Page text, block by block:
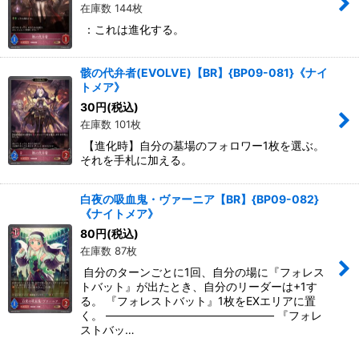
在庫数 144枚
：これは進化する。
骸の代弁者(EVOLVE)【BR】{BP09-081}《ナイ
トメア》
30円(税込)
在庫数 101枚
【進化時】自分の墓場のフォロワー1枚を選ぶ。
それを手札に加える。
白夜の吸血鬼・ヴァーニア【BR】{BP09-082}
《ナイトメア》
80円(税込)
在庫数 87枚
自分のターンごとに1回、自分の場に『フォレス
トバット』が出たとき、自分のリーダーは+1す
る。 『フォレストバット』1枚をEXエリアに置
く。 ――――――――――――――― 『フォレ
ストバッ…